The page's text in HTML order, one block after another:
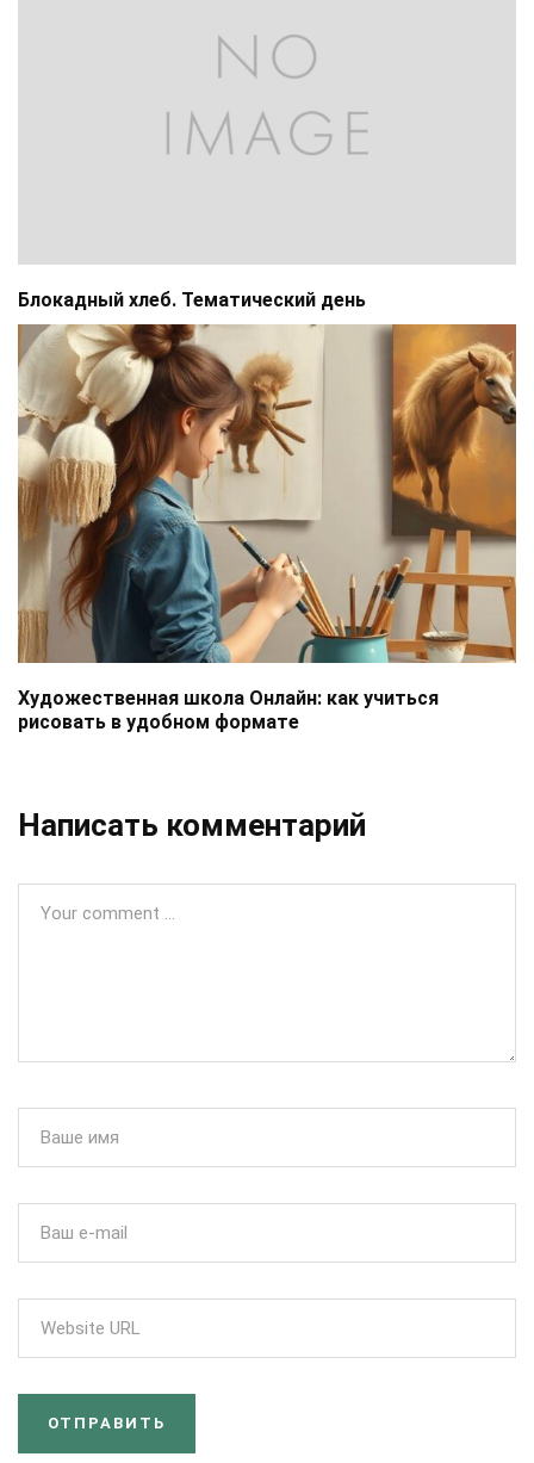
Блокадный хлеб. Тематический день
Художественная школа Онлайн: как учиться
рисовать в удобном формате
Написать комментарий